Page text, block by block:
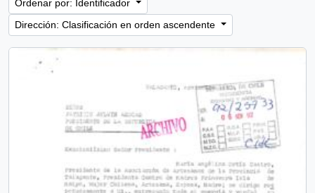
Ordenar por: Identificador
Dirección: Clasificación en orden ascendente